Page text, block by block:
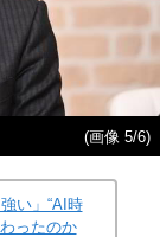
(画像 5/6)
い」“AI時
ったのか